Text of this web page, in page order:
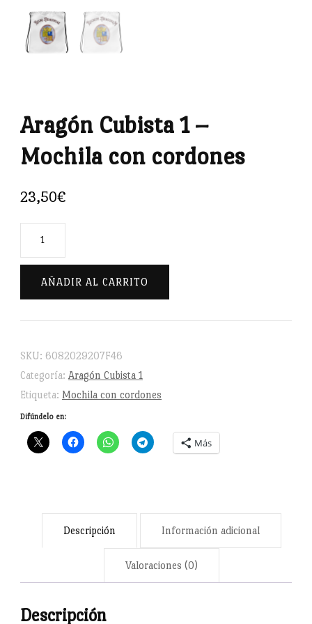
Aragón Cubista 1 –
Mochila con cordones
23,50€
Aragón
Cubista
-
Mochila
cordones
cantidad
AÑADIR AL CARRITO
SKU: 6082029207F46
Categoría: Aragón Cubista 1
Etiqueta: Mochila con cordones
Difúndelo en:
Más
Descripción Información adicional
Valoraciones (0)
Descripción